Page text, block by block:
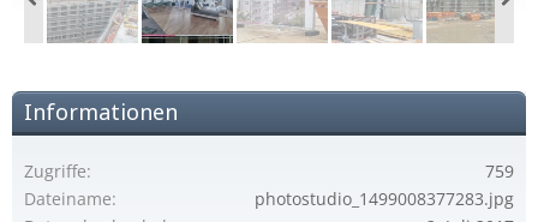
Informationen
Zugriffe
759
Dateiname
photostudio_1499008377283.jpg